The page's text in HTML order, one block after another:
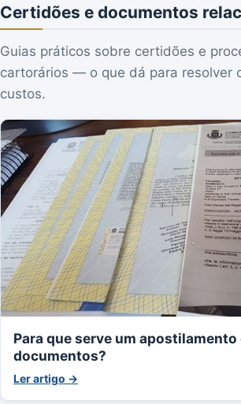
Certidões e documentos
Guias práticos sobre certidões e
cartorários — o que dá para resolver
custos.
Para que serve um apostilamento
documentos?
Ler artigo →